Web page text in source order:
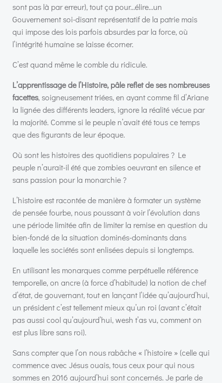
sont pas là par erreur), tout ça pour…élire…un
Gouvernement soi-disant représentatif de la patrie mais
qui impose des lois parfois absurdes par la force, où
l’intégrité humaine se laisse écorner.
C’est quand même le comble du ridicule.
L’apprentissage de l’Histoire, pâle reflet de ses nombreuses
facettes, soigneusement triées, en ayant comme fil d’Ariane
la lignée des différents leaders, ignore la réalité vécue par
la majorité. Comme si le peuple n’avait été tous ce temps
que des figurants de leur époque.
Où sont les histoires des quotidiens populaires ? Le
peuple n’aurait-il été que zombies oeuvrant en silence et
sans passion pour la monarchie ?
L’histoire est racontée de manière à formater un système
de pensée fourbe, nous poussant à voir l’évolution dans
une période limitée afin de limiter la remise en question du
bien-fondé de la situation dominés-dominants dans
laquelle les sociétés sont enlisées depuis si longtemps.
En utilisant les monarques comme perpétuelle référence
temporelle, on ancre (à force d’habitude) la notion de chef
d’état, de gouvernant, tout en lançant l’idée qu’aujourd’hui,
un président c’est tellement mieux qu’un roi (avant c’était
pas aussi cool qu’aujourd’hui, wesh t’as vu, comment on
est plus libre sans roi).
Sans compter que l’on nous rabâche « l’histoire » (celle qui
commence avec Jésus ouais, tous ceux pour qui nous
sommes en 2016 aujourd’hui sont concernés. Je parle de